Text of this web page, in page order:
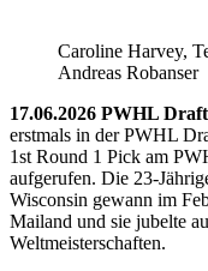
Caroline Harvey,
Andreas Robanser
17.06.2026 PWHL
erstmals in der PWHL
1st Round 1 Pick am
aufgerufen. Die 23-
Wisconsin gewann im
Mailand und sie jubelte
Weltmeisterschaften.